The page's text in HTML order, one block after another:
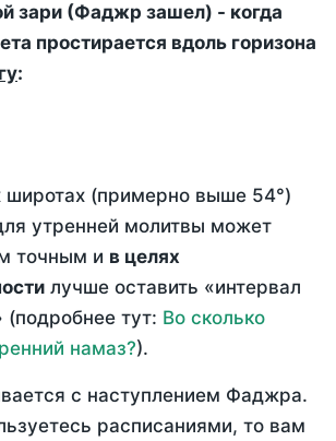
зари (Фаджр зашел) - когда
простирается вдоль горизона
:
широтах (примерно выше 54°)
утренней молитвы может
точным и в целях
лучше оставить «интервал
(подробнее тут: Во сколько
намаз?).
с наступлением Фаджра.
расписаниями, то вам